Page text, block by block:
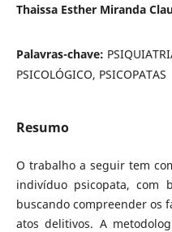
Thaissa Esther Miranda
Palavras-chave:
PSICOLÓGICO, PSICOPATAS
Resumo
O trabalho a seguir tem
indivíduo psicopata, com
buscando compreender os
atos delitivos. A